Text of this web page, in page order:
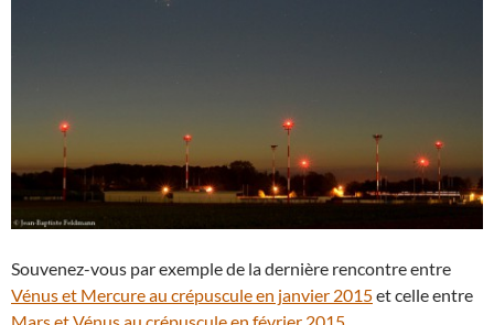
Souvenez-vous par exemple de la dernière rencontre entre
Vénus et Mercure au crépuscule en janvier 2015et celle entre